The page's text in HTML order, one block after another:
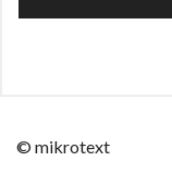
© mikrotext